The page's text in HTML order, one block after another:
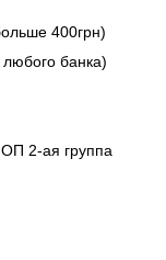
400грн)
банка)
2-ая группа